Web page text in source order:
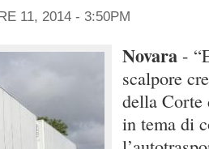
11, 2014 - 3:50PM
Novara -
scalpore
della Corte
in tema di